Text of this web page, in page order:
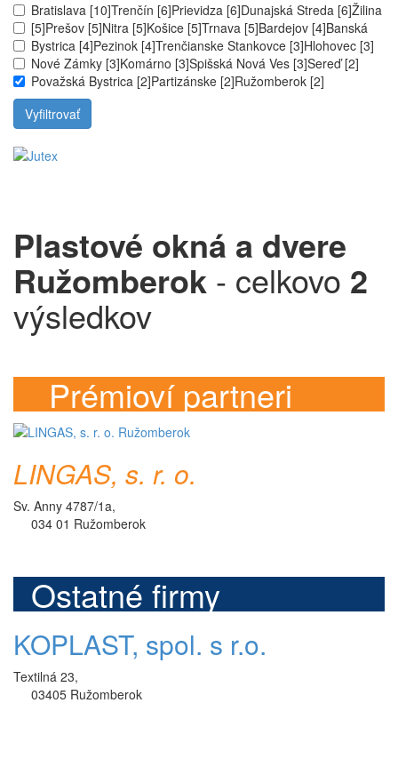
Bratislava [10]Trenčín [6]Prievidza [6]Dunajská Streda [6]Žilina
[5]Prešov [5]Nitra [5]Košice [5]Trnava [5]Bardejov [4]Banská
Bystrica [4]Pezinok [4]Trenčianske Stankovce [3]Hlohovec [3]
Nové Zámky [3]Komárno [3]Spišská Nová Ves [3]Sereď [2]
Považská Bystrica [2]Partizánske [2]Ružomberok [2]
Plastové okná a dvere
Ružomberok - celkovo 2
výsledkov
Prémioví partneri
LINGAS, s. r. o.
Sv. Anny 4787/1a,
034 01 Ružomberok
Ostatné firmy
KOPLAST, spol. s r.o.
Textilná 23,
03405 Ružomberok